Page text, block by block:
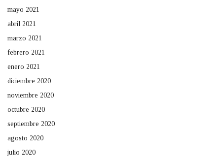
mayo 2021
abril 2021
marzo 2021
febrero 2021
enero 2021
diciembre 2020
noviembre 2020
octubre 2020
septiembre 2020
agosto 2020
julio 2020